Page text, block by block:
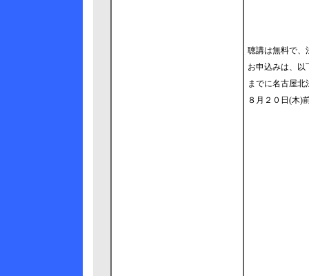
聴講は無料で、
お申込みは、以
までに名古屋
８月２０日(木)